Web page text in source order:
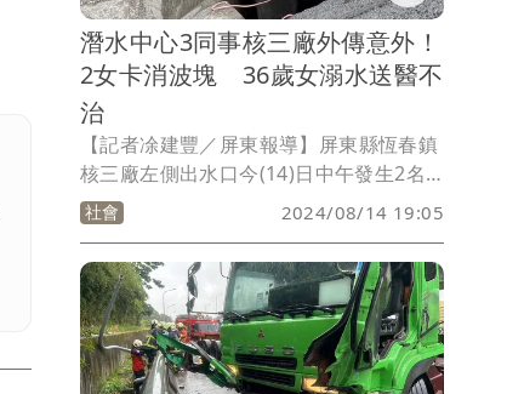
潛水中心3同事核三廠外傳意外！
2女卡消波塊 36歲女溺水送醫不
治
【記者凃建豐／屏東報導】屏東縣恆春鎮
核三廠左側出水口今(14)日中午發生2名
女性潛客卡在消波塊意外，男性潛客上岸
向海巡求救，消防局獲報立即出動恆春、
墾丁、枋山分隊及第四大隊，第四大隊副
大隊長林珏伶帶隊，共7車16人1艇前往救
援，將2名女性潛客帶上岸，1人清醒，但
1人已無生命徵象，趕緊送醫仍宣告不
治。
社會 2024/08/14 19:05